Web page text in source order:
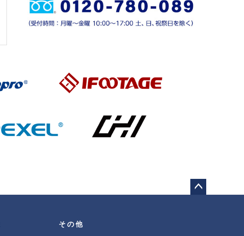
その他